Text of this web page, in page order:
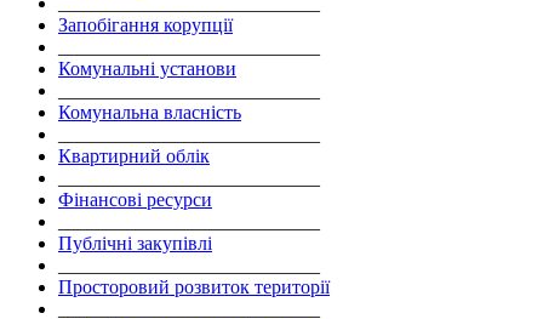
Запобігання корупції
Комунальні установи
Комунальна власність
Квартирний облік
Фінансові ресурси
Публічні закупівлі
Просторовий розвиток території